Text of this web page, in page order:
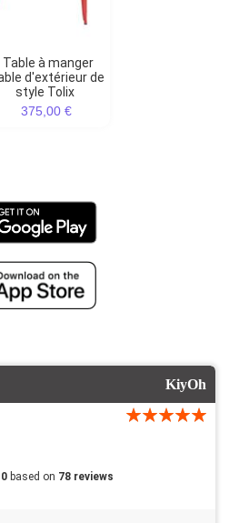
Table à manger
d'extérieur de
style Tolix
375,00 €
KiyOh
based on 78 reviews